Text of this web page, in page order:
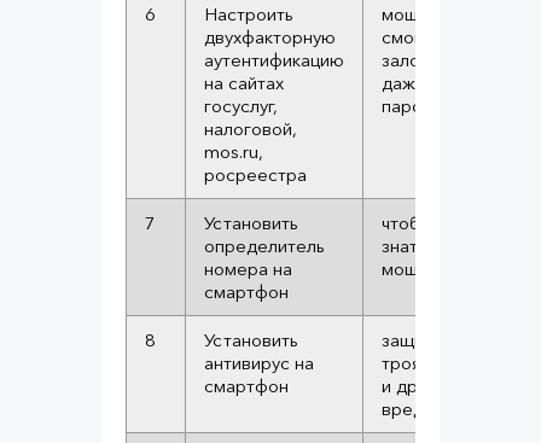
6
Настроить
двухфакторную
аутентификацию
на сайтах
госуслуг,
налоговой,
mos.ru,
росреестра
мошенники не
смогут
залогиниться
даже если узнают
пароль
7
Установить
определитель
номера на
смартфон
чтобы заранее
знать когда звонят
мошенники
8
Установить
антивирус на
смартфон
защита от
троянов, шпионов
и другого
вредоносного ПО